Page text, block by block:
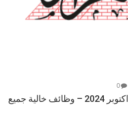
0
وظائف اهرام الجمعة 18 اكتوبر 2024 – وظائف خالية جميع